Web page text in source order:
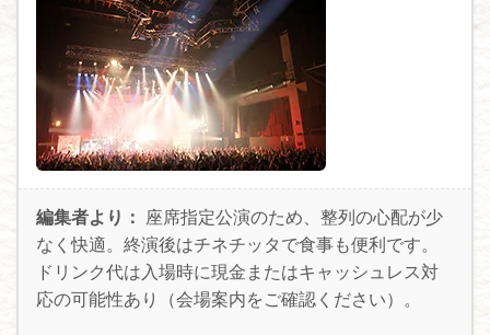
編集者より： 座席指定公演のため、整列の心配が少
なく快適。終演後はチネチッタで食事も便利です。
ドリンク代は入場時に現金またはキャッシュレス対
応の可能性あり（会場案内をご確認ください）。